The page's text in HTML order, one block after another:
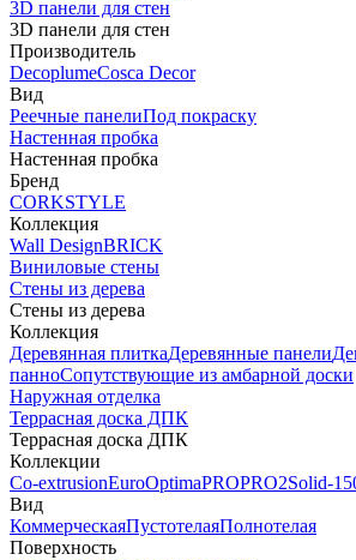
3D панели для стен
3D панели для стен
Производитель
DecoplumeCosca Decor
Вид
Реечные панелиПод покраску
Настенная пробка
Настенная пробка
Бренд
CORKSTYLE
Коллекция
Wall DesignBRICK
Виниловые стены
Стены из дерева
Стены из дерева
Коллекция
Деревянная плиткаДеревянные панели
панноСопутствующие из амбарной доски
Наружная отделка
Террасная доска ДПК
Террасная доска ДПК
Коллекции
Co-extrusionEuroOptimaPROPRO2Solid-
Вид
КоммерческаяПустотелаяПолнотелая
Поверхность